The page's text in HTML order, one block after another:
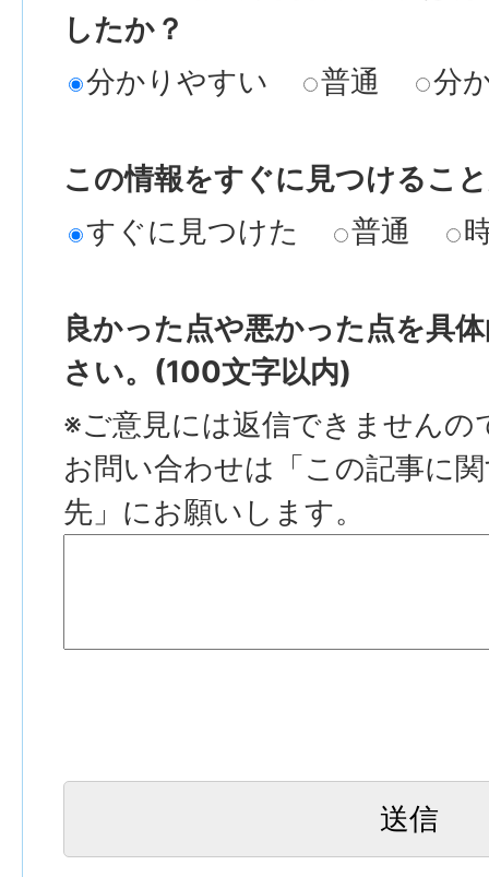
したか？
分かりやすい
普通 分
この情報をすぐに見つけるこ
すぐに見つけた
普通
良かった点や悪かった点を具
さい。(100文字以内)
※ご意見には返信できませんの
お問い合わせは「この記事に
先」にお願いします。